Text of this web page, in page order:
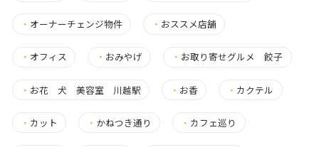
・ オーナーチェンジ物件 ・ おススメ店舗
・ オフィス ・ おみやげ ・ お取り寄せグルメ 餃子
・ お花 犬 美容室 川越駅 ・ お香 ・ カクテル
・ カット ・ かねつき通り ・ カフェ巡り